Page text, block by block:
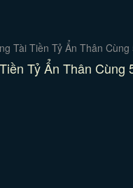
Tỷ Ẩn Thân Cùng